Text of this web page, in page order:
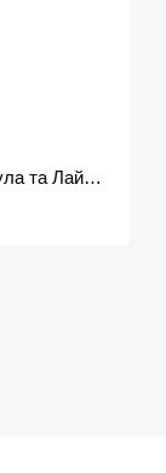
Картина за номерами Дракула та Лайя W1060 Клуб романтики